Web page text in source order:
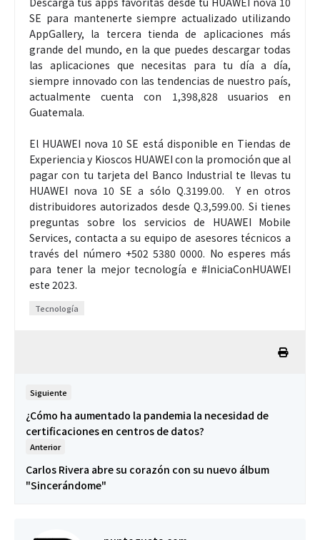
SE para mantenerte siempre actualizado utilizando
AppGallery, la tercera tienda de aplicaciones más
grande del mundo, en la que puedes descargar todas
las aplicaciones que necesitas para tu día a día,
siempre innovado con las tendencias de nuestro país,
actualmente cuenta con 1,398,828 usuarios en
Guatemala.
El HUAWEI nova 10 SE está disponible en Tiendas de
Experiencia y Kioscos HUAWEI con la promoción que al
pagar con tu tarjeta del Banco Industrial te llevas tu
HUAWEI nova 10 SE a sólo Q.3199.00. Y en otros
distribuidores autorizados desde Q.3,599.00. Si tienes
preguntas sobre los servicios de HUAWEI Mobile
Services, contacta a su equipo de asesores técnicos a
través del número +502 5380 0000. No esperes más
para tener la mejor tecnología e #IniciaConHUAWEI
este 2023.
Tecnología
Siguiente
¿Cómo ha aumentado la pandemia la necesidad de
certificaciones en centros de datos?
Anterior
Carlos Rivera abre su corazón con su nuevo álbum
"Sincerándome"